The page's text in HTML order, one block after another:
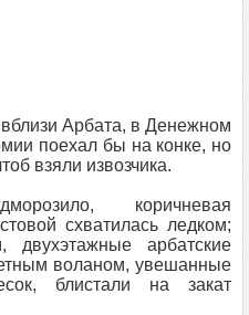
Арбата, в Денежном
поехал бы на конке, но
взяли извозчика.
коричневая
схватилась ледком;
двухэтажные арбатские
воланом, увешанные
блистали на закат